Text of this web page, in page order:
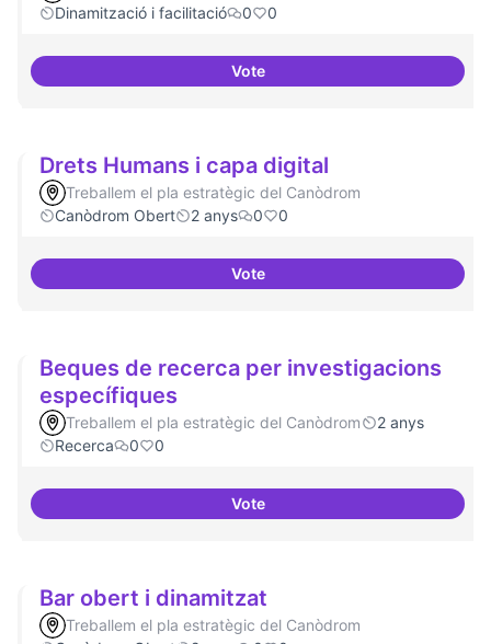
Dinamització i facilitació
0 0
VoteMoviment Activista Digital
Drets Humans i capa digital
Treballem el pla estratègic del Canòdrom
Canòdrom Obert
2 anys 0 0
VoteDrets Humans i capa digital
Beques de recerca per investigacions
específiques
Treballem el pla estratègic del Canòdrom
2 anys
Recerca
0 0
VoteBeques de recerca per
Bar obert i dinamitzat
Treballem el pla estratègic del Canòdrom